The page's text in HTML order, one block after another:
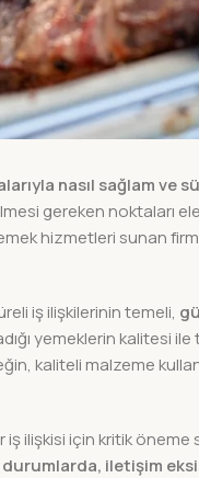
nasıl sağlam ve
gereken noktaları
hizmetleri sunan
iş ilişkilerinin temeli,
yemeklerin kalitesi
kaliteli malzeme
iş ilişkisi için kritik
durumlarda, iletişim